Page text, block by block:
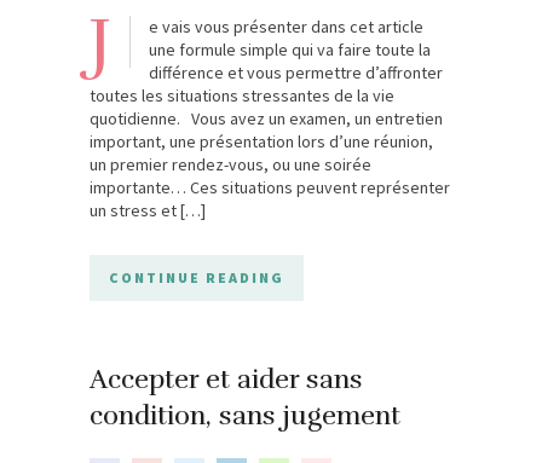
J
e vais vous présenter dans cet article
une formule simple qui va faire toute la
différence et vous permettre d’affronter
toutes les situations stressantes de la vie
quotidienne. Vous avez un examen, un entretien
important, une présentation lors d’une réunion,
un premier rendez-vous, ou une soirée
importante… Ces situations peuvent représenter
un stress et […]
CONTINUE READING
Accepter et aider sans
condition, sans jugement